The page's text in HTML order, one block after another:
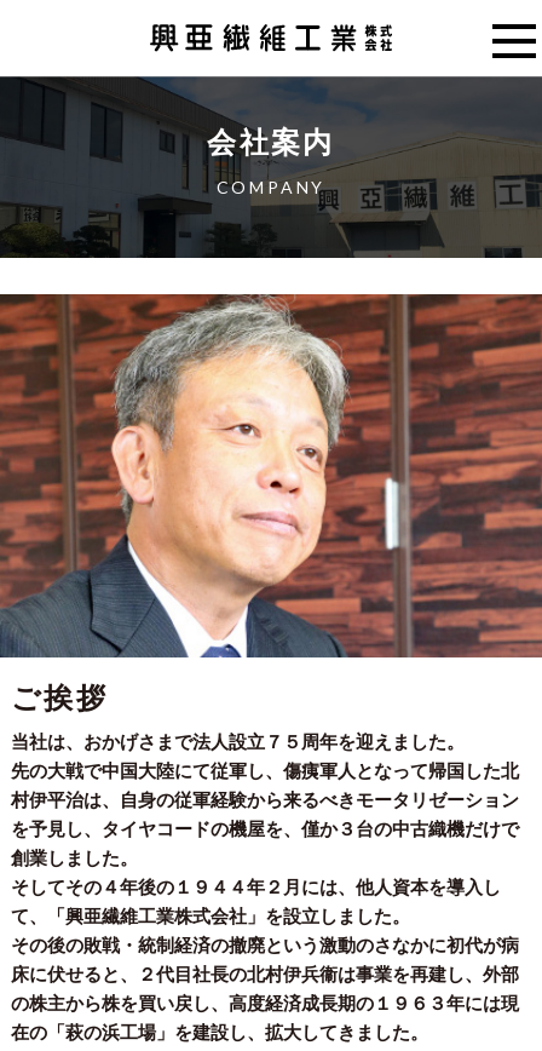
会社案内
COMPANY
ご挨拶
当社は、おかげさまで法人設立７５周年を迎えました。
先の大戦で中国大陸にて従軍し、傷痍軍人となって帰国した北
村伊平治は、自身の従軍経験から来るべきモータリゼーション
を予見し、タイヤコードの機屋を、僅か３台の中古織機だけで
創業しました。
そしてその４年後の１９４４年２月には、他人資本を導入し
て、「興亜繊維工業株式会社」を設立しました。
その後の敗戦・統制経済の撤廃という激動のさなかに初代が病
床に伏せると、２代目社長の北村伊兵衞は事業を再建し、外部
の株主から株を買い戻し、高度経済成長期の１９６３年には現
在の「萩の浜工場」を建設し、拡大してきました。